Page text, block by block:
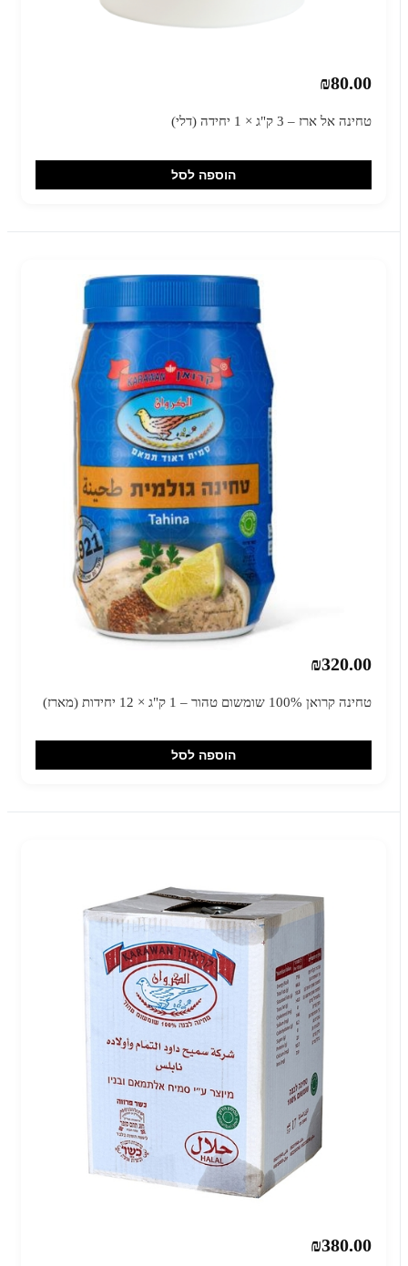
₪80.00
טחינה אל ארז – 3 ק"ג × 1 יחידה (דלי)
הוספה לסל
₪320.00
טחינה קרואן 100% שומשום טהור – 1 ק"ג × 12 יחידות (מארז)
הוספה לסל
₪380.00